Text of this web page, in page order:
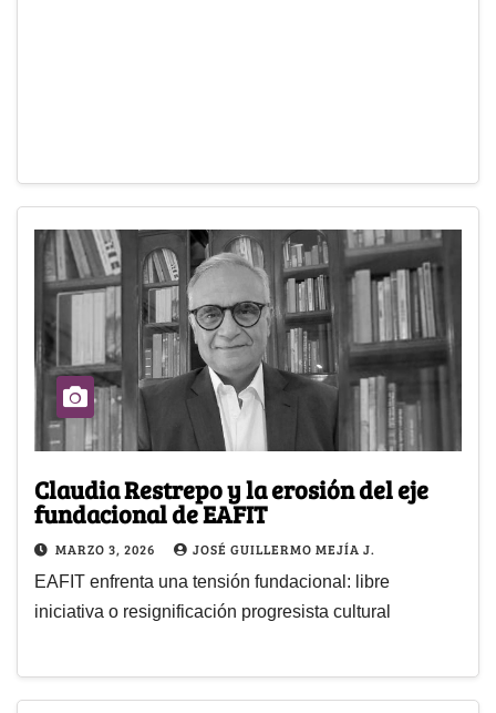
Claudia Restrepo y la erosión del eje
fundacional de EAFIT
MARZO 3, 2026 JOSÉ GUILLERMO MEJÍA J.
EAFIT enfrenta una tensión fundacional: libre
iniciativa o resignificación progresista cultural